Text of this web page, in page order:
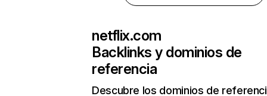
netflix.com
Backlinks y dominios de
referencia
Descubre los dominios de